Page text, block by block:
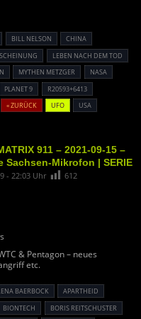
BILL NELSON
CHINA
LEBEN NACH DEM TOD
MYTHEN METZGER
NASA
PLANET 9
R20593+6413
« ZURÜCK UFO USA
911 – 2021-09-15 –
Sachsen-Mikrofon | SERIE
- 22:03 Uhr 612
& Pentagon – neues
etc.
BAERBOCK
APARTHEID
BIONTECH
BORIS REITSCHUSTER